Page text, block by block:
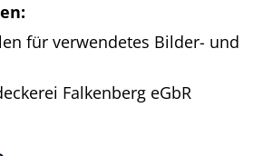
für verwendetes Bilder- und
Falkenberg eGbR